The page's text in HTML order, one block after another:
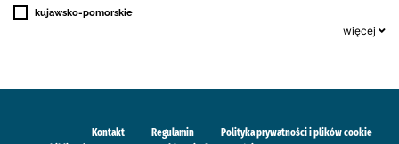
kujawsko-pomorskie
więcej
Kontakt Regulamin
Polityka prywatności i plików cookie